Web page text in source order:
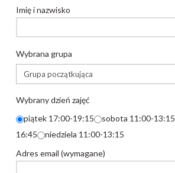
Imię i nazwisko
Wybrana grupa
Wybrany dzień zajęć
piątek 17:00-19:15
sobota 11:00-13:15
16:45
niedziela 11:00-13:15
Adres email (wymagane)